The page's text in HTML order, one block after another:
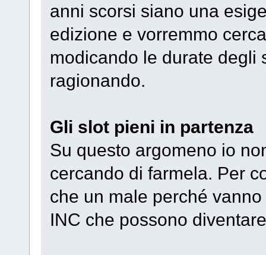
anni scorsi siano una
edizione e vorremmo
modicando le durate degli
ragionando.
Gli slot pieni in partenza
Su questo argomeno io
cercando di farmela. Per
che un male perché
INC che possono